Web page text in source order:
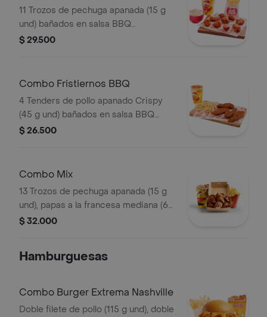
11 Trozos de pechuga apanada (15 g
und) bañados en salsa BBQ
ligeramente picante, papas a la
(325 ml)
$ 29.500
Combo Fristiernos BBQ
4 Tenders de pollo apanado Crispy
(45 g und) bañados en salsa BBQ
ligeramente picante, papas a la
$ 26.500
Combo Mix
13 Trozos de pechuga apanada (15 g
und), papas a la francesa mediana (60
g) y gaseosa (325 ml)
$ 32.000
Hamburguesas
Combo Burger Extrema Nashville
Doble filete de pollo (115 g und), doble